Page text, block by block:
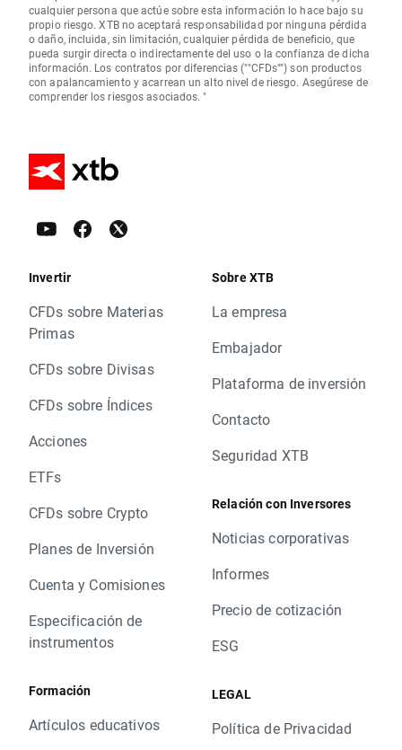
cualquier persona que actúe sobre esta información lo hace bajo su
propio riesgo. XTB no aceptará responsabilidad por ninguna pérdida
o daño, incluida, sin limitación, cualquier pérdida de beneficio, que
pueda surgir directa o indirectamente del uso o la confianza de dicha
información. Los contratos por diferencias (""CFDs"") son productos
con apalancamiento y acarrean un alto nivel de riesgo. Asegúrese de
comprender los riesgos asociados. "
Invertir
CFDs sobre Materias
Primas
CFDs sobre Divisas
CFDs sobre Índices
Acciones
ETFs
CFDs sobre Crypto
Planes de Inversión
Cuenta y Comisiones
Especificación de
instrumentos
Formación
Artículos educativos
Sobre XTB
La empresa
Embajador
Plataforma de inversión
Contacto
Seguridad XTB
Relación con Inversores
Noticias corporativas
Informes
Precio de cotización
ESG
LEGAL
Política de Privacidad